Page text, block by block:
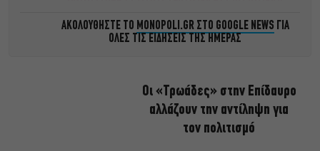
ΑΚΟΛΟΥΘΗΣΤΕ ΤΟ MONOPOLI.GR ΣΤΟ GOOGLE NEWS ΓΙΑ
ΟΛΕΣ ΤΙΣ ΕΙΔΗΣΕΙΣ ΤΗΣ ΗΜΕΡΑΣ
Οι «Τρωάδες» στην Επίδαυρο
αλλάζουν την αντίληψη για
τον πολιτισμό